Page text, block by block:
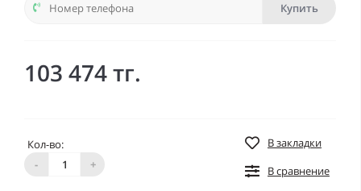
Купить
103 474 тг.
Кол-во:
-
+
В закладки
В сравнение